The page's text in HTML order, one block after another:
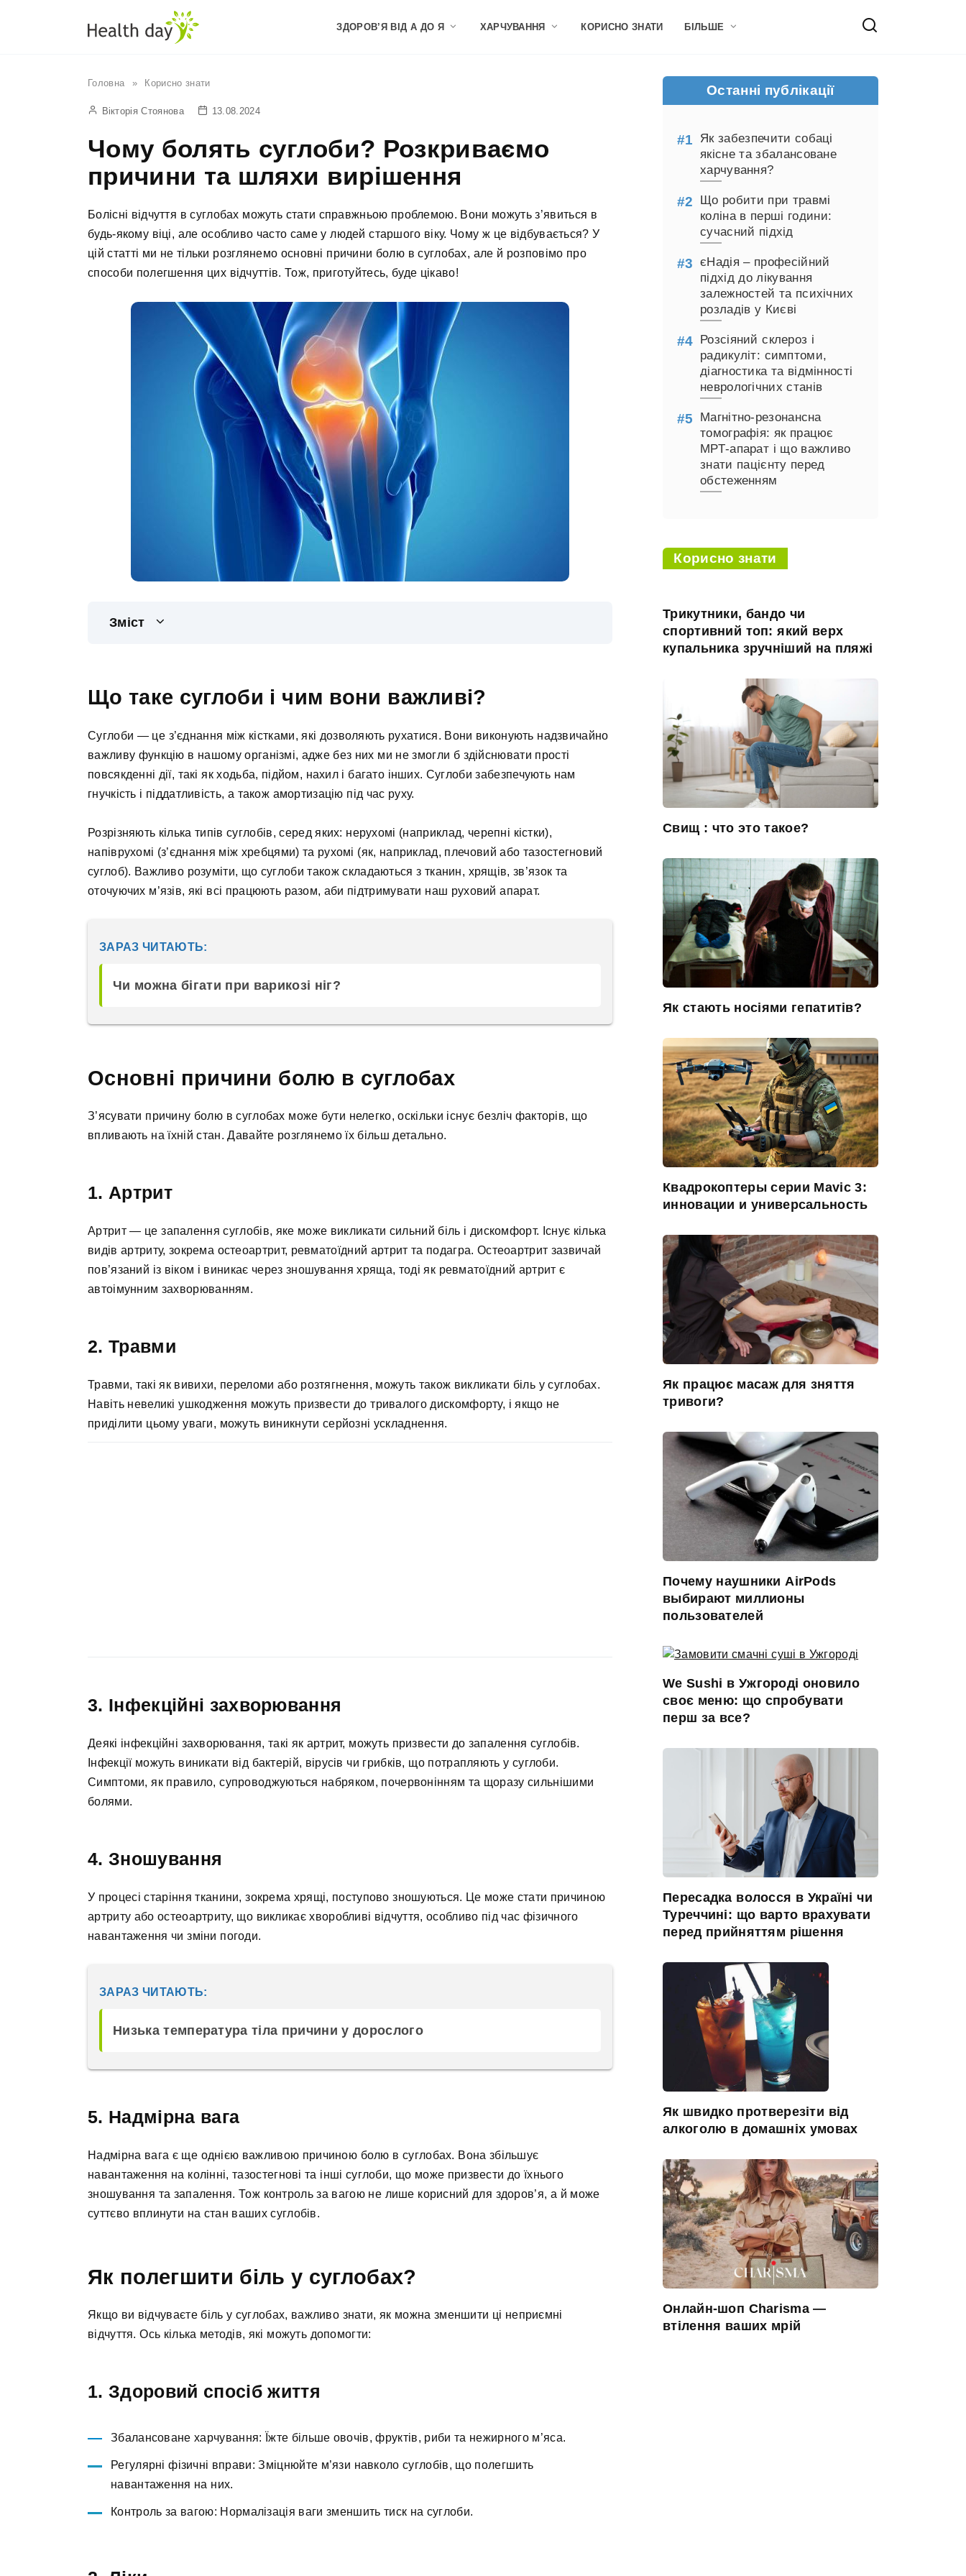
ЗДОРОВ’Я ВІД А ДО Я ХАРЧУВАННЯ КОРИСНО ЗНАТИ БІЛЬШЕ
Головна » Корисно знати
Вікторія Стоянова 13.08.2024
Чому болять суглоби? Розкриваємо
причини та шляхи вирішення
Болісні відчуття в суглобах можуть стати справжньою проблемою. Вони можуть з’явиться в
будь-якому віці, але особливо часто саме у людей старшого віку. Чому ж це відбувається? У
цій статті ми не тільки розглянемо основні причини болю в суглобах, але й розповімо про
способи полегшення цих відчуттів. Тож, приготуйтесь, буде цікаво!
Зміст
Що таке суглоби і чим вони важливі?
Суглоби — це з’єднання між кістками, які дозволяють рухатися. Вони виконують надзвичайно
важливу функцію в нашому організмі, адже без них ми не змогли б здійснювати прості
повсякденні дії, такі як ходьба, підйом, нахил і багато інших. Суглоби забезпечують нам
гнучкість і піддатливість, а також амортизацію під час руху.
Розрізняють кілька типів суглобів, серед яких: нерухомі (наприклад, черепні кістки),
напіврухомі (з’єднання між хребцями) та рухомі (як, наприклад, плечовий або тазостегновий
суглоб). Важливо розуміти, що суглоби також складаються з тканин, хрящів, зв’язок та
оточуючих м’язів, які всі працюють разом, аби підтримувати наш руховий апарат.
ЗАРАЗ ЧИТАЮТЬ:
Чи можна бігати при варикозі ніг?
Основні причини болю в суглобах
З’ясувати причину болю в суглобах може бути нелегко, оскільки існує безліч факторів, що
впливають на їхній стан. Давайте розглянемо їх більш детально.
1. Артрит
Артрит — це запалення суглобів, яке може викликати сильний біль і дискомфорт. Існує кілька
видів артриту, зокрема остеоартрит, ревматоїдний артрит та подагра. Остеоартрит зазвичай
пов’язаний із віком і виникає через зношування хряща, тоді як ревматоїдний артрит є
автоімунним захворюванням.
2. Травми
Травми, такі як вивихи, переломи або розтягнення, можуть також викликати біль у суглобах.
Навіть невеликі ушкодження можуть призвести до тривалого дискомфорту, і якщо не
приділити цьому уваги, можуть виникнути серйозні ускладнення.
3. Інфекційні захворювання
Деякі інфекційні захворювання, такі як артрит, можуть призвести до запалення суглобів.
Інфекції можуть виникати від бактерій, вірусів чи грибків, що потрапляють у суглоби.
Симптоми, як правило, супроводжуються набряком, почервонінням та щоразу сильнішими
болями.
4. Зношування
У процесі старіння тканини, зокрема хрящі, поступово зношуються. Це може стати причиною
артриту або остеоартриту, що викликає хворобливі відчуття, особливо під час фізичного
навантаження чи зміни погоди.
ЗАРАЗ ЧИТАЮТЬ:
Низька температура тіла причини у дорослого
5. Надмірна вага
Надмірна вага є ще однією важливою причиною болю в суглобах. Вона збільшує
навантаження на колінні, тазостегнові та інші суглоби, що може призвести до їхнього
зношування та запалення. Тож контроль за вагою не лише корисний для здоров’я, а й може
суттєво вплинути на стан ваших суглобів.
Як полегшити біль у суглобах?
Якщо ви відчуваєте біль у суглобах, важливо знати, як можна зменшити ці неприємні
відчуття. Ось кілька методів, які можуть допомогти:
1. Здоровий спосіб життя
Збалансоване харчування: Їжте більше овочів, фруктів, риби та нежирного м’яса.
Регулярні фізичні вправи: Зміцнюйте м’язи навколо суглобів, що полегшить
навантаження на них.
Контроль за вагою: Нормалізація ваги зменшить тиск на суглоби.
Останні публікації
Як забезпечити собаці
якісне та збалансоване
харчування?
Що робити при травмі
коліна в перші години:
сучасний підхід
єНадія – професійний
підхід до лікування
залежностей та психічних
розладів у Києві
Розсіяний склероз і
радикуліт: симптоми,
діагностика та відмінності
неврологічних станів
Магнітно-резонансна
томографія: як працює
МРТ-апарат і що важливо
знати пацієнту перед
обстеженням
Корисно знати
Трикутники, бандо чи
спортивний топ: який верх
купальника зручніший на пляжі
Свищ : что это такое?
Як стають носіями гепатитів?
Квадрокоптеры серии Mavic 3:
инновации и универсальность
Як працює масаж для зняття
тривоги?
Почему наушники AirPods
выбирают миллионы
пользователей
We Sushi в Ужгороді оновило
своє меню: що спробувати
перш за все?
Пересадка волосся в Україні чи
Туреччині: що варто врахувати
перед прийняттям рішення
Як швидко протверезіти від
алкоголю в домашніх умовах
Онлайн-шоп Charisma —
втілення ваших мрій